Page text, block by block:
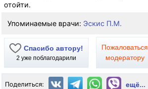
отойти.
Упоминаемые врачи: Эскис П.М.
Спасибо автору!
2 уже поблагодарили
Пожаловаться
модератору
Поделиться: ещё...